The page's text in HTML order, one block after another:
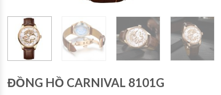
ĐỒNG HỒ CARNIVAL 8101G